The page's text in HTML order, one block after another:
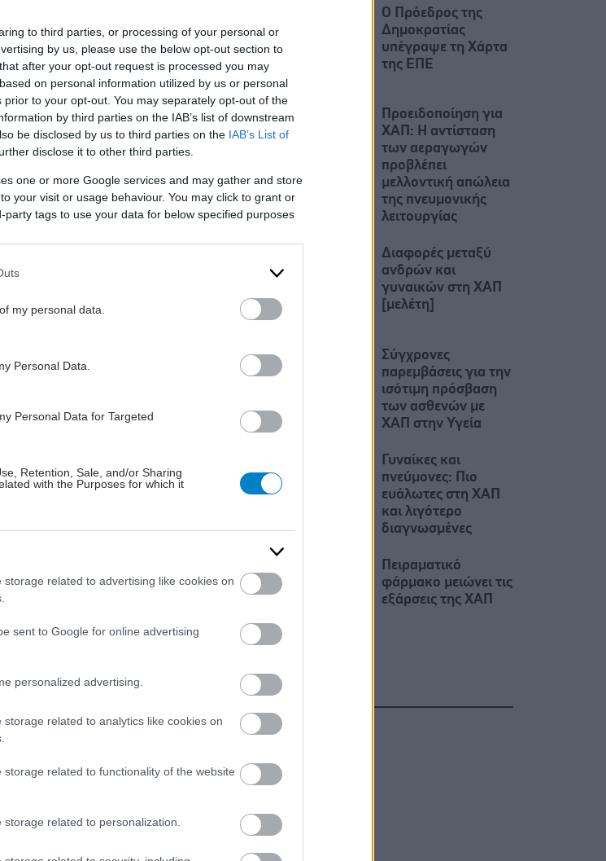
to third parties, or processing of your personal or
by us, please use the below opt-out section to
after your opt-out request is processed you may
on personal information utilized by us or personal
to your opt-out. You may separately opt-out of the
by third parties on the IAB’s list of downstream
be disclosed by us to third parties on the IAB’s List of
disclose it to other third parties.
one or more Google services and may gather and store
your visit or usage behaviour. You may click to grant or
tags to use your data for below specified purposes
my personal data.
Personal Data.
Personal Data for Targeted
Retention, Sale, and/or Sharing
with the Purposes for which it
related to advertising like cookies on
sent to Google for online advertising
personalized advertising.
related to analytics like cookies on
related to functionality of the website
related to personalization.
Ο Πρόεδρος της
Δημοκρατίας
υπέγραψε τη Χάρτα
της ΕΠΕ
Προειδοποίηση για
ΧΑΠ: Η αντίσταση
των αεραγωγών
προβλέπει
μελλοντική απώλεια
της πνευμονικής
λειτουργίας
Διαφορές μεταξύ
ανδρών και
γυναικών στη ΧΑΠ
[μελέτη]
Σύγχρονες
παρεμβάσεις για την
ισότιμη πρόσβαση
των ασθενών με
ΧΑΠ στην Υγεία
Γυναίκες και
πνεύμονες: Πιο
ευάλωτες στη ΧΑΠ
και λιγότερο
διαγνωσμένες
Πειραματικό
φάρμακο μειώνει τις
εξάρσεις της ΧΑΠ